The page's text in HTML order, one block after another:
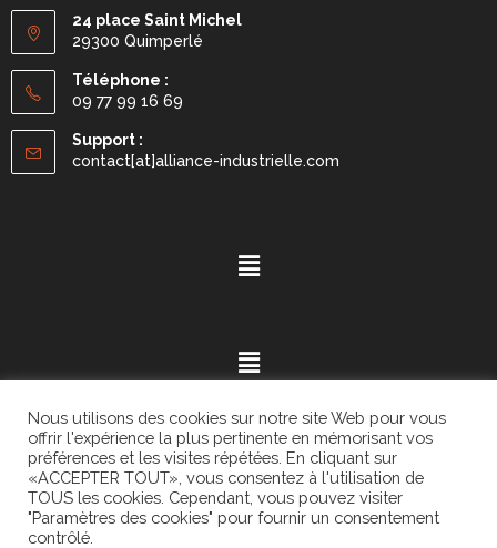
24 place Saint Michel
29300 Quimperlé
Téléphone :
09 77 99 16 69
Support :
contact[at]alliance-industrielle.com
Mention légales - ©2021.Alvaria. All Rights Reserved.
Nous utilisons des cookies sur notre site Web pour vous
offrir l'expérience la plus pertinente en mémorisant vos
préférences et les visites répétées. En cliquant sur
«ACCEPTER TOUT», vous consentez à l'utilisation de
TOUS les cookies. Cependant, vous pouvez visiter
"Paramètres des cookies" pour fournir un consentement
contrôlé.